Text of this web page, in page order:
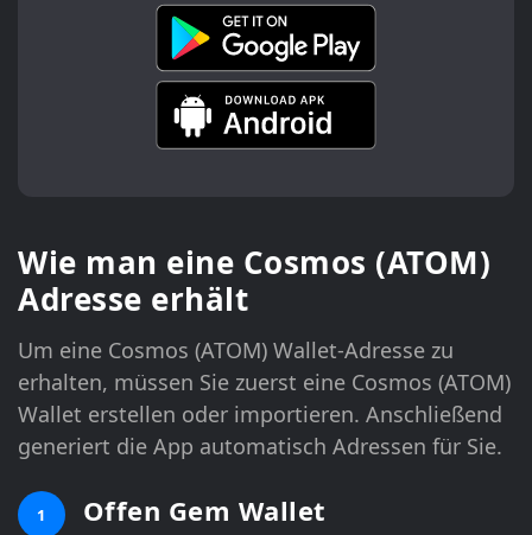
Wie man eine Cosmos (ATOM)
Adresse erhält
Um eine Cosmos (ATOM) Wallet-Adresse zu
erhalten, müssen Sie zuerst eine Cosmos (ATOM)
Wallet erstellen oder importieren. Anschließend
generiert die App automatisch Adressen für Sie.
1 Offen Gem Wallet